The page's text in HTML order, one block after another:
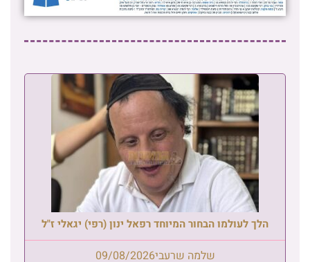
הלך לעולמו הבחור המיוחד רפאל ינון (רפי) יגאלי ז"ל
שלמה שרעבי09/08/2026